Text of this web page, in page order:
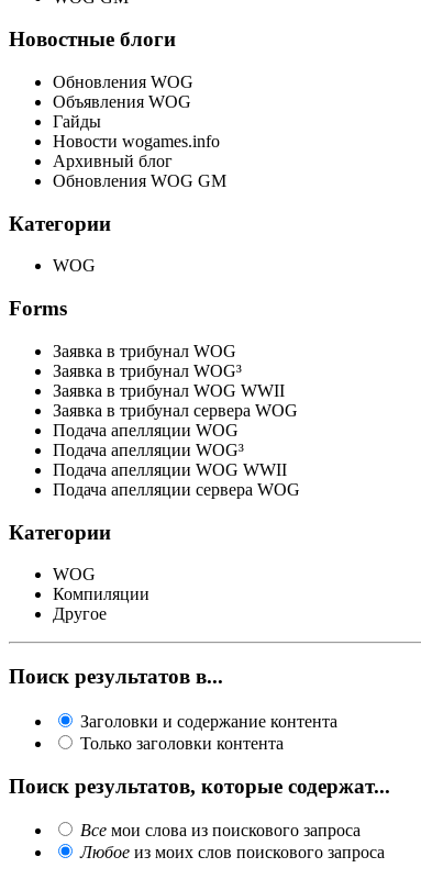
Новостные блоги
Обновления WOG
Объявления WOG
Гайды
Новости wogames.info
Архивный блог
Обновления WOG GM
Категории
WOG
Forms
Заявка в трибунал WOG
Заявка в трибунал WOG³
Заявка в трибунал WOG WWII
Заявка в трибунал сервера WOG
Подача апелляции WOG
Подача апелляции WOG³
Подача апелляции WOG WWII
Подача апелляции сервера WOG
Категории
WOG
Компиляции
Другое
Поиск результатов в...
Заголовки и содержание контента
Только заголовки контента
Поиск результатов, которые содержат...
Все мои слова из поискового запроса
Любое из моих слов поискового запроса